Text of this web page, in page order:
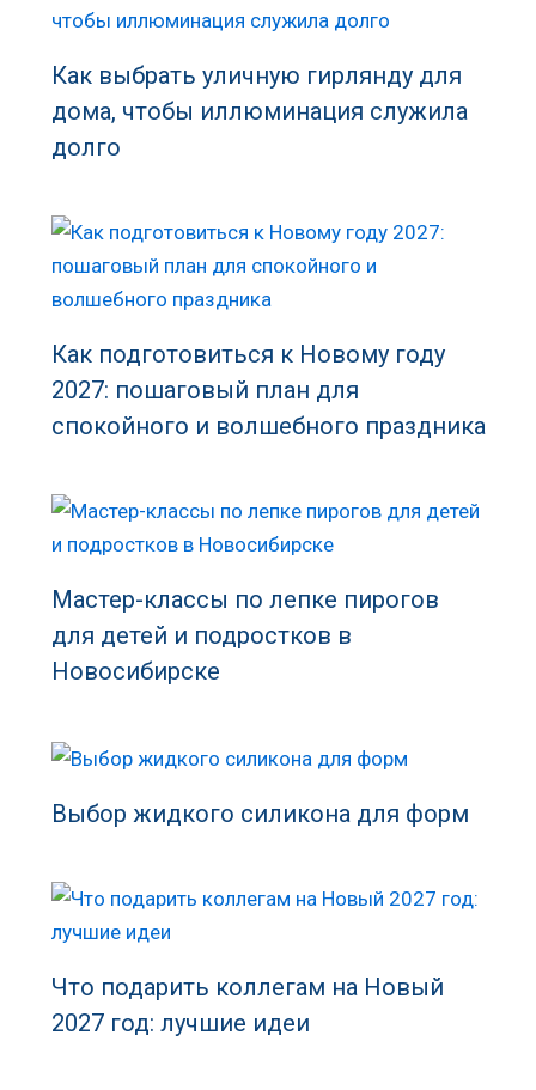
Как выбрать уличную гирлянду для
дома, чтобы иллюминация служила
долго
Как подготовиться к Новому году
2027: пошаговый план для
спокойного и волшебного праздника
Мастер-классы по лепке пирогов
для детей и подростков в
Новосибирске
Выбор жидкого силикона для форм
Что подарить коллегам на Новый
2027 год: лучшие идеи